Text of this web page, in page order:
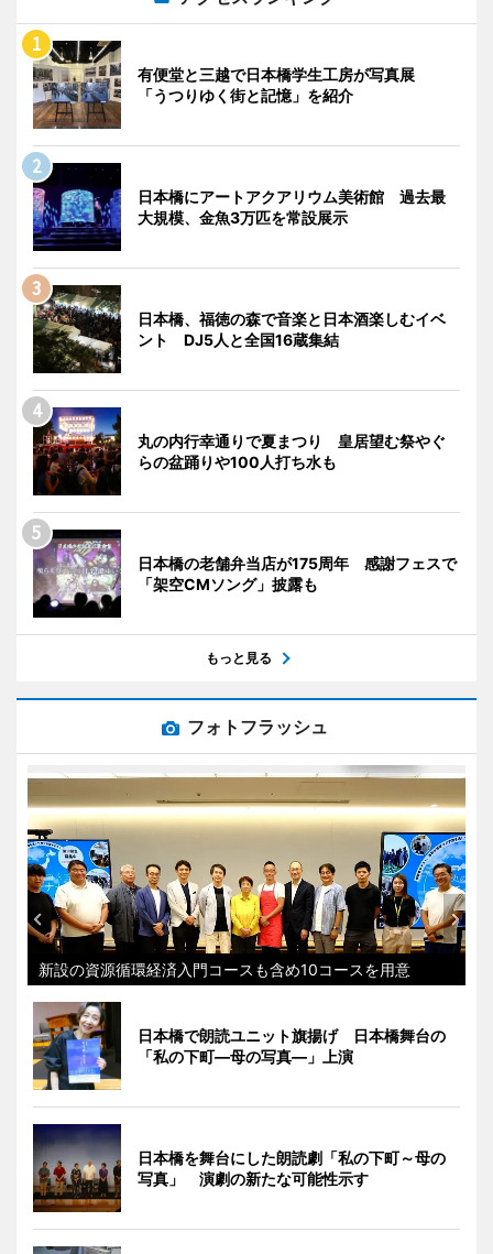
有便堂と三越で日本橋学生工房が写真展
「うつりゆく街と記憶」を紹介
日本橋にアートアクアリウム美術館 過去最
大規模、金魚3万匹を常設展示
日本橋、福徳の森で音楽と日本酒楽しむイベ
ント DJ5人と全国16蔵集結
丸の内行幸通りで夏まつり 皇居望む祭やぐ
らの盆踊りや100人打ち水も
日本橋の老舗弁当店が175周年 感謝フェスで
「架空CMソング」披露も
もっと見る
フォトフラッシュ
新設の資源循環経済入門コースも含め10コースを用意
日本橋で朗読ユニット旗揚げ 日本橋舞台の
「私の下町―母の写真―」上演
日本橋を舞台にした朗読劇「私の下町～母の
写真」 演劇の新たな可能性示す